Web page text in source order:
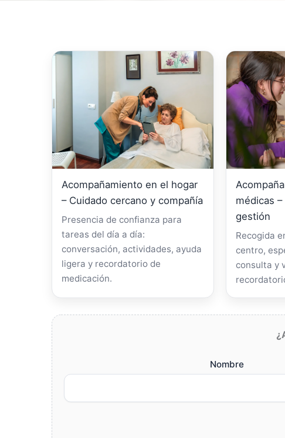
Acompañamiento en el hogar
– Cuidado cercano y compañía
Presencia de confianza para
tareas del día a día:
conversación, actividades, ayuda
ligera y recordatorio de
medicación.
médicas
gestión
Recogida
centro,
consulta y
Nombre